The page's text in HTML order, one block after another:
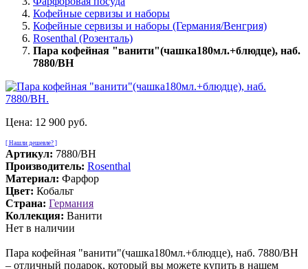
Кофейные сервизы и наборы
Кофейные сервизы и наборы (Германия/Венгрия)
Rosenthal (Розенталь)
Пара кофейная "ванити"(чашка180мл.+блюдце), наб.
7880/BH
Цена: 12 900 руб.
[ Нашли дешевле? ]
Артикул: 7880/BH
Производитель: Rosenthal
Материал: Фарфор
Цвет: Кобальт
Страна: Германия
Коллекция: Ванити
Нет в наличии
Пара кофейная "ванити"(чашка180мл.+блюдце), наб. 7880/BH
– отличный подарок, который вы можете купить в нашем